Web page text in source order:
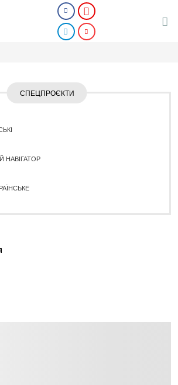
СПЕЦПРОЄКТИ
НАВІГАТОР